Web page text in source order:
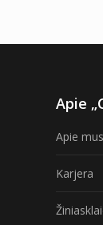
Apie
Apie mus
Karjera